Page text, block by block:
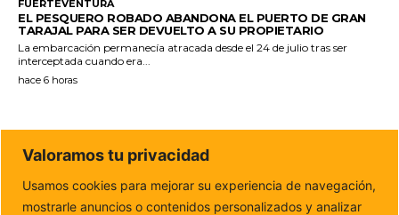
FUERTEVENTURA
EL PESQUERO ROBADO ABANDONA EL PUERTO DE GRAN
TARAJAL PARA SER DEVUELTO A SU PROPIETARIO
La embarcación permanecía atracada desde el 24 de julio tras ser
interceptada cuando era...
hace 6 horas